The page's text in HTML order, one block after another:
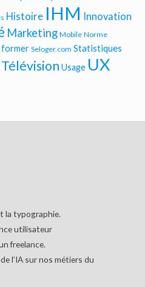
Histoire IHM Innovation
Marketing Mobile Norme
formerSeloger.com Statistiques
Télévision Usage UX
la typographie.
utilisateur
freelance.
l’IA sur nos métiers du